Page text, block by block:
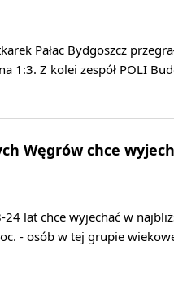
Pałac Bydgoszcz
1:3. Z kolei zespół POLI
Węgrów chce
lat chce wyjechać w
- osób w tej grupie